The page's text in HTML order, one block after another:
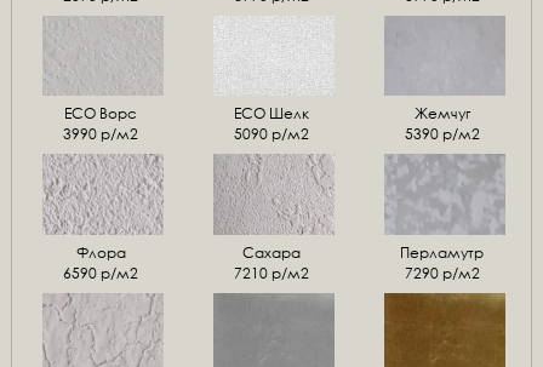
ЕСО Ворс
3990 р/м2
ЕСО Шелк
5090 р/м2
Жемчуг
5390 р/м2
Флора
6590 р/м2
Сахара
7210 р/м2
Перламутр
7290 р/м2